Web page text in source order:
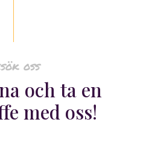
oss
och ta en
med oss!